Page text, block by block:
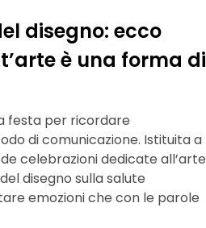
disegno: ecco
è una forma di
festa per ricordare
di comunicazione. Istituita a
celebrazioni dedicate all’arte
disegno sulla salute
emozioni che con le parole